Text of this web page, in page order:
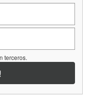
terceros.